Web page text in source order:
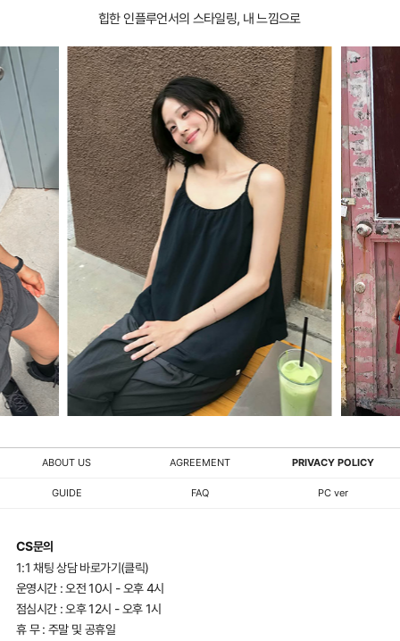
힙한 인플루언서의 스타일링, 내 느낌으로
ABOUT US AGREEMENT PRIVACY POLICY
GUIDE FAQ PC ver
CS문의
1:1 채팅 상담 바로가기(클릭)
운영시간 : 오전 10시 - 오후 4시
점심시간 : 오후 12시 - 오후 1시
휴 무 : 주말 및 공휴일